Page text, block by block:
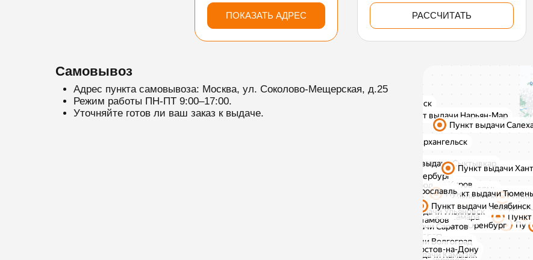
ПОКАЗАТЬ АДРЕС РАССЧИТАТЬ
Самовывоз
Адрес пункта самовывоза: Москва, ул. Соколово-Мещерская, д.25
Режим работы ПН-ПТ 9:00–17:00.
Уточняйте готов ли ваш заказ к выдаче.